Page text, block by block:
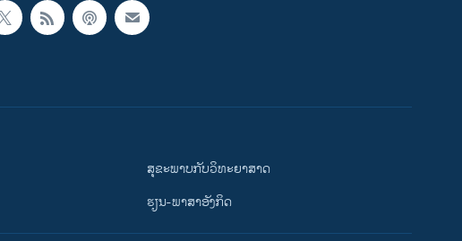
ສຸຂະພາບກັບວິທະຍາສາດ
ຮຽນ-ພາສາອັງກິດ